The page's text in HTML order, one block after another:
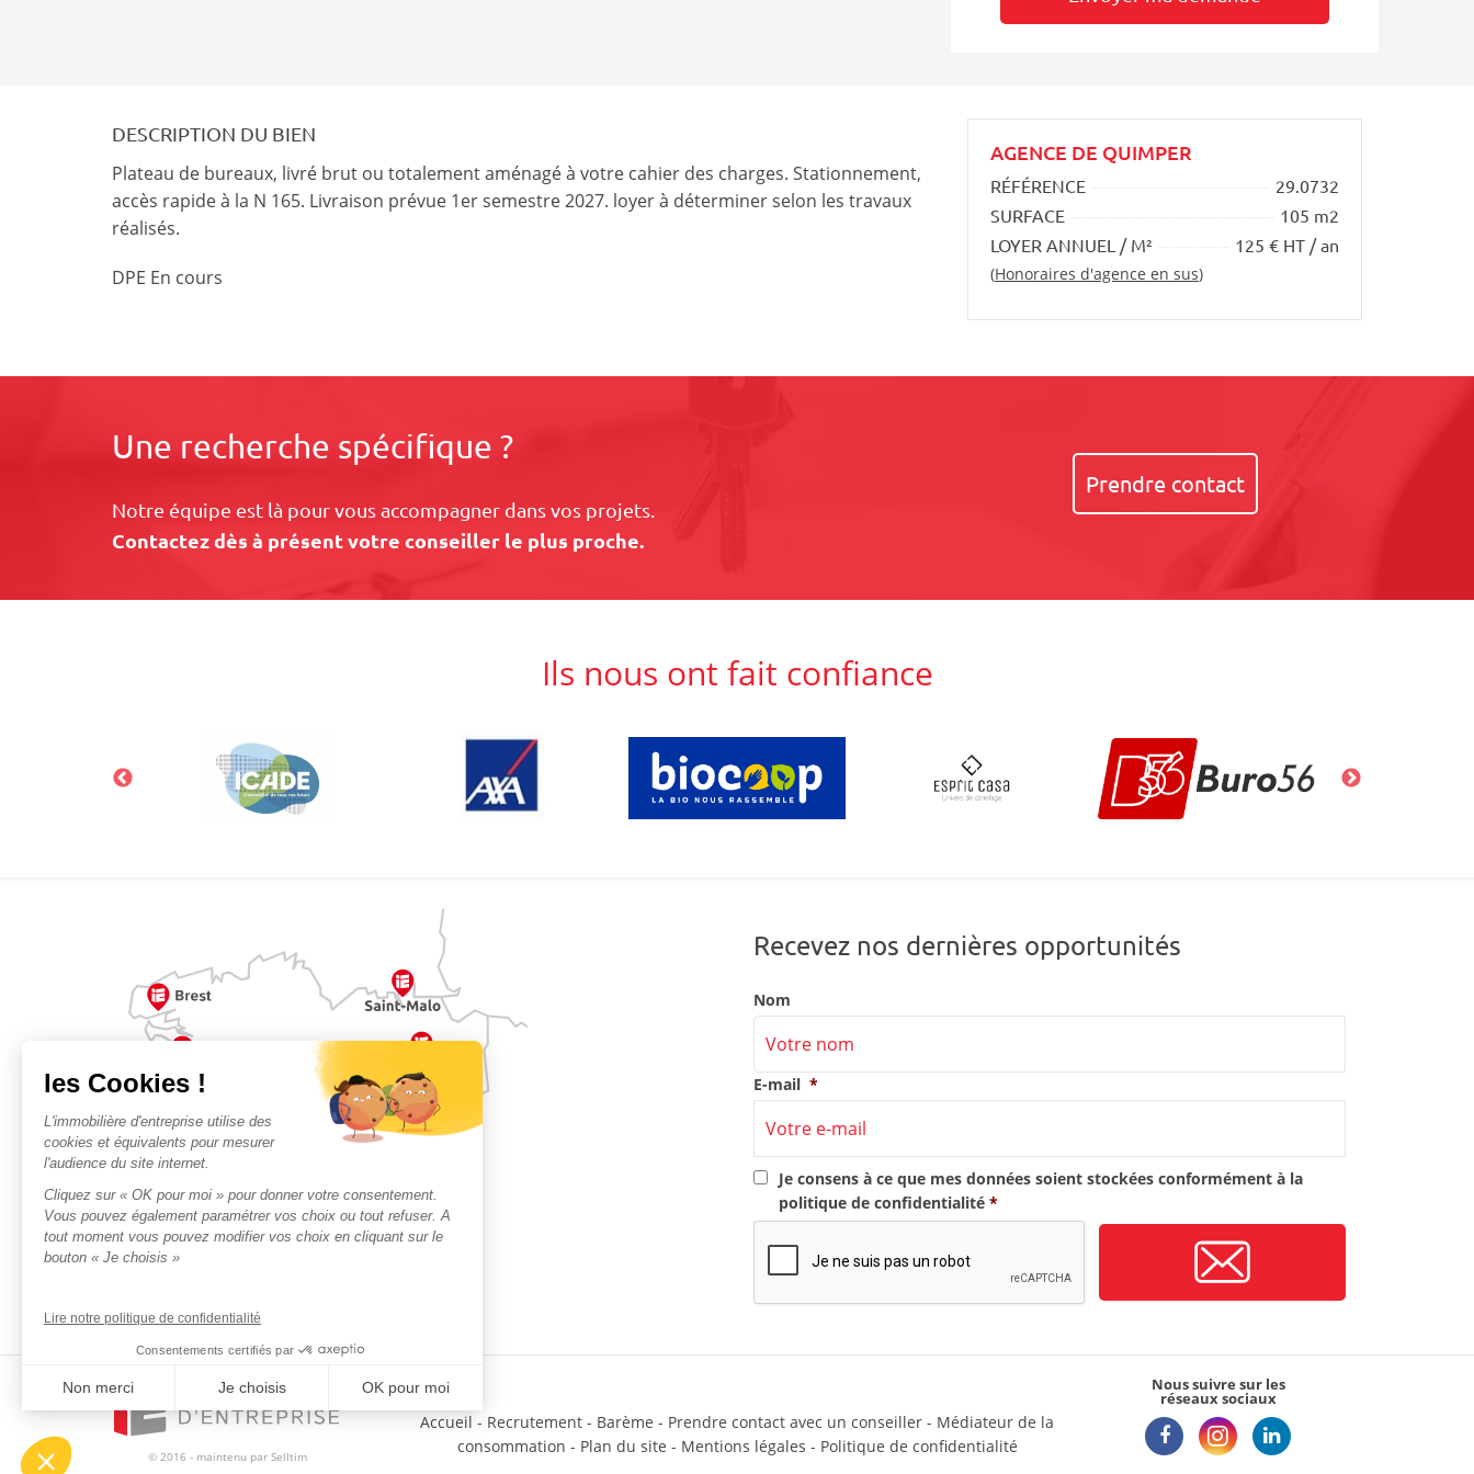
DESCRIPTION DU BIEN
Plateau de bureaux, livré brut ou totalement aménagé à votre cahier des charges. Stationnement,
accès rapide à la N 165. Livraison prévue 1er semestre 2027. loyer à déterminer selon les travaux
réalisés.
DPE En cours
AGENCE DE QUIMPER
RÉFÉRENCE
29.0732
SURFACE
105 m2
LOYER ANNUEL / M²
125 € HT / an
(Honoraires d'agence en sus)
Une recherche spécifique ?
Notre équipe est là pour vous accompagner dans vos projets.
Contactez dès à présent votre conseiller le plus proche.
Prendre contact
Ils nous ont fait confiance
Recevez nos dernières opportunités
Nom
E-mail *
RGPD
Je consens à ce que mes données soient stockées conformément à la
politique de confidentialité *
CAPTCHA
© 2016 - maintenu par Selltim
Accueil - Recrutement - Barème - Prendre contact avec un conseiller - Médiateur de la
consommation - Plan du site - Mentions légales - Politique de confidentialité
Nous suivre sur les
réseaux sociaux